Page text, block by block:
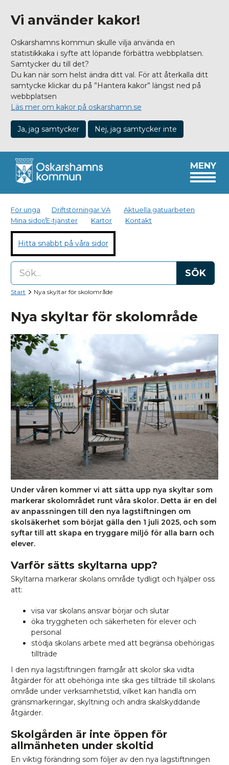
Vi använder kakor!
Oskarshamns kommun skulle vilja använda en
statistikkaka i syfte att löpande förbättra webbplatsen.
Samtycker du till det?
Du kan när som helst ändra ditt val. För att återkalla ditt
samtycke klickar du på ”Hantera kakor” längst ned på
webbplatsen
Läs mer om kakor på oskarshamn.se
Ja, jag samtycker Nej, jag samtycker inte
MENY
För unga Driftstörningar VA
Aktuella gatuarbeten
Mina sidor/E-tjänster
Kartor Kontakt
Hitta snabbt på våra sidor
SÖK
Start Nya skyltar för skolområde
Nya skyltar för skolområde
Under våren kommer vi att sätta upp nya skyltar som
markerar skolområdet runt våra skolor. Detta är en del
av anpassningen till den nya lagstiftningen om
skolsäkerhet som börjat gälla den 1 juli 2025, och som
syftar till att skapa en tryggare miljö för alla barn och
elever.
Varför sätts skyltarna upp?
Skyltarna markerar skolans område tydligt och hjälper oss
att:
visa var skolans ansvar börjar och slutar
öka tryggheten och säkerheten för elever och
personal
stödja skolans arbete med att begränsa obehörigas
tillträde
I den nya lagstiftningen framgår att skolor ska vidta
åtgärder för att obehöriga inte ska ges tillträde till skolans
område under verksamhetstid, vilket kan handla om
gränsmarkeringar, skyltning och andra skalskyddande
åtgärder.
Skolgården är inte öppen för
allmänheten under skoltid
En viktig förändring som följer av den nya lagstiftningen